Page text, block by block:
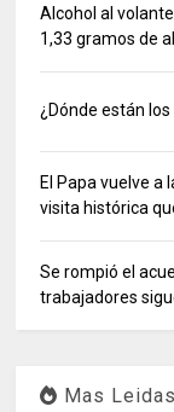
Alcohol al
1,33 gramos de
¿Dónde están
El Papa vuelve a
visita histórica
Se rompió el
trabajadores
Mas